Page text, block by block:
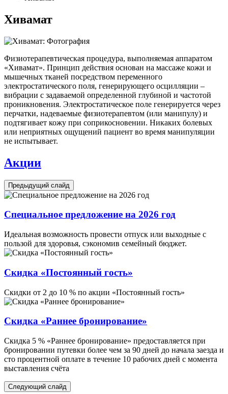
Хивамат
Физиотерапевтическая процедура, выполняемая аппаратом
«Хивамат». Принцип действия основан на массаже кожи и
мышечных тканей посредством переменного
электростатического поля, генерирующего осцилляции –
вибрации с задаваемой определенной глубиной и частотой
проникновения. Электростатическое поле генерируется через
перчатки, надеваемые физиотерапевтом (или манипулу) и
подтягивает кожу при соприкосновении. Никаких болевых
или неприятных ощущений пациент во время манипуляции
не испытывает.
Акции
Предыдущий слайд
Специальное предложение на 2026 год
Идеальная возможность провести отпуск или выходные с
пользой для здоровья, сэкономив семейный бюджет.
Скидка «Постоянный гость»
Скидки от 2 до 10 % по акции «Постоянный гость»
Скидка «Раннее бронирование»
Скидка 5 % «Раннее бронирование» предоставляется при
бронировании путевки более чем за 90 дней до начала заезда и
сто процентной оплате в течение 10 рабочих дней с момента
выставления счёта
Следующий слайд